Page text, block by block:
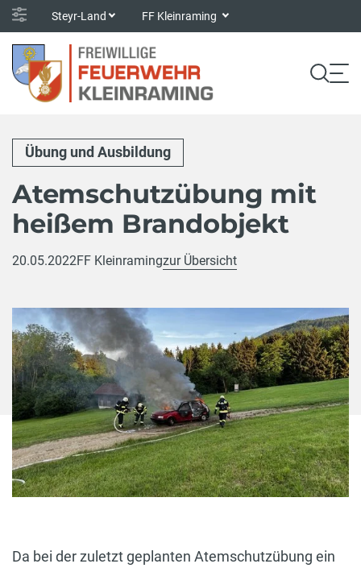
Steyr-Land FF Kleinraming
Übung und Ausbildung
Atemschutzübung mit
heißem Brandobjekt
20.05.2022FF Kleinramingzur Übersicht
Da bei der zuletzt geplanten Atemschutzübung ein